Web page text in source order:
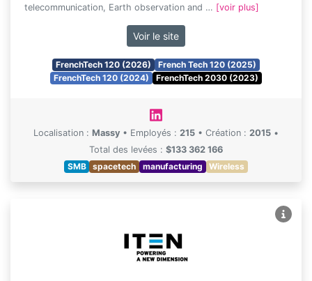
telecommunication, Earth observation and … [voir plus]
Voir le site
FrenchTech 120 (2026)
French Tech 120 (2025)
FrenchTech 120 (2024)
FrenchTech 2030 (2023)
Localisation : Massy • Employés : 215 • Création : 2015 •
Total des levées : $133 362 166
SMB
spacetech manufacturing Wireless